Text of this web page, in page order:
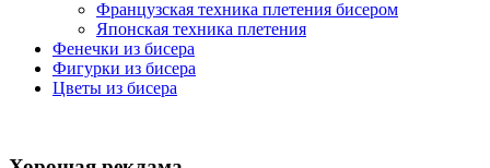
Французская техника плетения бисером
Японская техника плетения
Фенечки из бисера
Фигурки из бисера
Цветы из бисера